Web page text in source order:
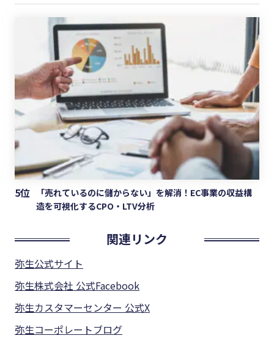
5位
「売れているのに儲からない」を解消！EC事業の収益構
造を可視化するCPO・LTV分析
関連リンク
弥生公式サイト
弥生株式会社 公式Facebook
弥生カスタマーセンター 公式X
弥生コーポレートブログ